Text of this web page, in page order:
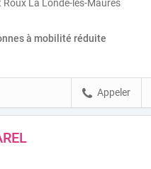
Roux La Londe-les-Maures
à mobilité réduite
Appeler